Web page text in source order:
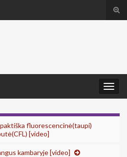
fluorescencinė(taupi)
[video]
kambaryje [video]